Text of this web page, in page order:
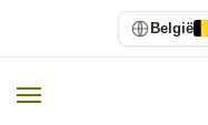
België